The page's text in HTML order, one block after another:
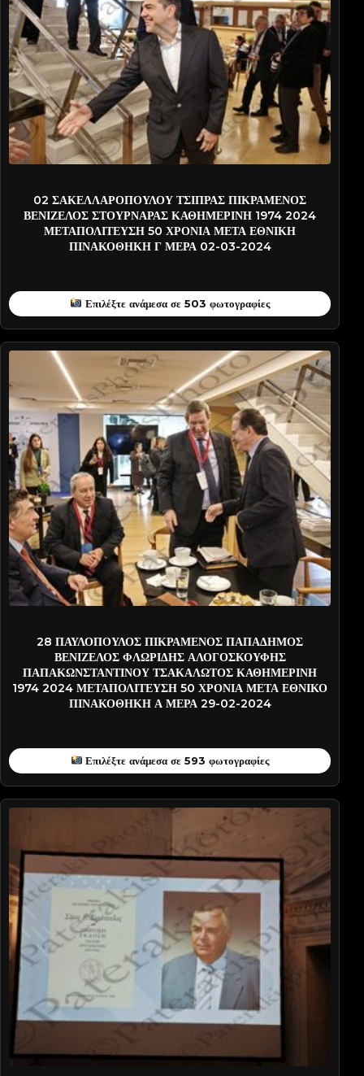
02 ΣΑΚΕΛΛΑΡΟΠΟΥΛΟΥ ΤΣΙΠΡΑΣ ΠΙΚΡΑΜΕΝΟΣ
ΒΕΝΙΖΕΛΟΣ ΣΤΟΥΡΝΑΡΑΣ ΚΑΘΗΜΕΡΙΝΗ 1974 2024
ΜΕΤΑΠΟΛΙΤΕΥΣΗ 50 ΧΡΟΝΙΑ ΜΕΤΑ ΕΘΝΙΚΗ
ΠΙΝΑΚΟΘΗΚΗ Γ ΜΕΡΑ 02-03-2024
Επιλέξτε ανάμεσα σε 503 φωτογραφίες
28 ΠΑΥΛΟΠΟΥΛΟΣ ΠΙΚΡΑΜΕΝΟΣ ΠΑΠΑΔΗΜΟΣ
ΒΕΝΙΖΕΛΟΣ ΦΛΩΡΙΔΗΣ ΑΛΟΓΟΣΚΟΥΦΗΣ
ΠΑΠΑΚΩΝΣΤΑΝΤΙΝΟΥ ΤΣΑΚΑΛΩΤΟΣ ΚΑΘΗΜΕΡΙΝΗ
1974 2024 ΜΕΤΑΠΟΛΙΤΕΥΣΗ 50 ΧΡΟΝΙΑ ΜΕΤΑ ΕΘΝΙΚΟ
ΠΙΝΑΚΟΘΗΚΗ Α ΜΕΡΑ 29-02-2024
Επιλέξτε ανάμεσα σε 593 φωτογραφίες